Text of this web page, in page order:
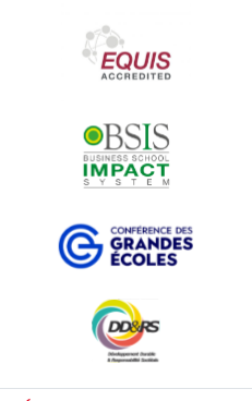
IMAGE
IMAGE